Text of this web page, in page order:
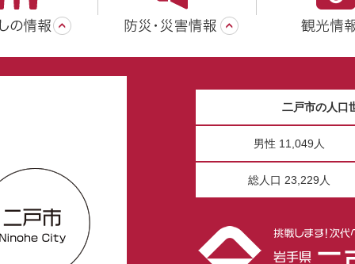
二戸市の人口
男性 11,049人
総人口 23,229人